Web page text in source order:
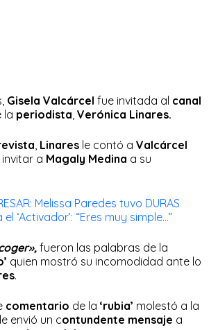
Gisela Valcárcelfue invitada al canal
la periodista Verónica Linares.
Linares le contó aValcárcel
a Magaly Medina a su
Melissa Paredes tuvo DURAS
el ‘Activador’: “Eres muy simple…”
fueron las palabras de la
quien mostró su incomodidad ante lo
.
comentario de la ‘rubia’ molestó a la
envió un contundente mensaje a